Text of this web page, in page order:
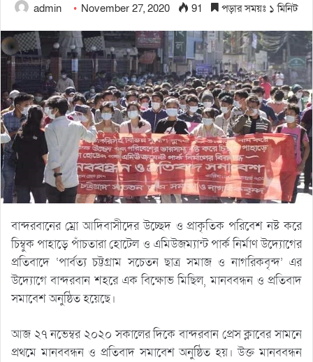
admin November 27, 2020 91 পড়ার সময়ঃ ১ মিনিট
বান্দরবানের ম্রো আদিবাসীদের উচ্ছেদ ও প্রাকৃতিক পরিবেশ নষ্ট করে
চিম্বুক পাহাড়ে পাঁচতারা হোটেল ও এমিউজম্যান্ট পার্ক নির্মাণ উদ্যোগের
প্রতিবাদে ‘পার্বত্য চট্টগ্রাম সচেতন ছাত্র সমাজ ও নাগরিকবৃন্দ’ এর
উদ্যোগে বান্দরবান শহরে এক বিক্ষোভ মিছিল, মানববন্ধন ও প্রতিবাদ
সমাবেশ অনুষ্ঠিত হয়েছে।
আজ ২৭ নভেম্বর ২০২০ সকালের দিকে বান্দরবান প্রেস ক্লাবের সামনে
প্রথমে মানববন্ধন ও প্রতিবাদ সমাবেশ অনুষ্ঠিত হয়। উক্ত মানববন্ধন